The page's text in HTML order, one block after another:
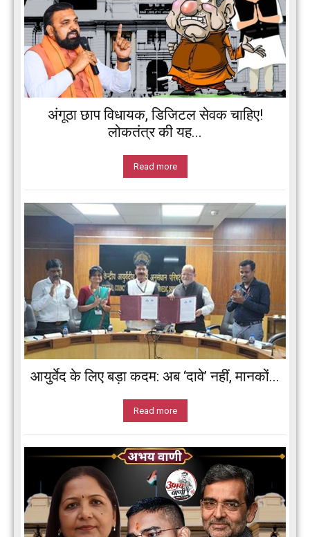
अंगूठा छाप विधायक, डिजिटल सेवक चाहिए!
लोकतंत्र की यह...
Read more
आयुर्वेद के लिए बड़ा कदम: अब ‘दावे’ नहीं, मानकों...
Read more